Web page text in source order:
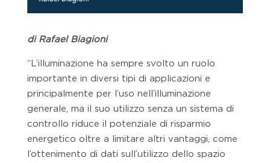
di Rafael Biagioni
“L’illuminazione ha sempre svolto un ruolo
importante in diversi tipi di applicazioni e
principalmente per l’uso nell’illuminazione
generale, ma il suo utilizzo senza un sistema di
controllo riduce il potenziale di risparmio
energetico oltre a limitare altri vantaggi, come
l’ottenimento di dati sull’utilizzo dello spazio